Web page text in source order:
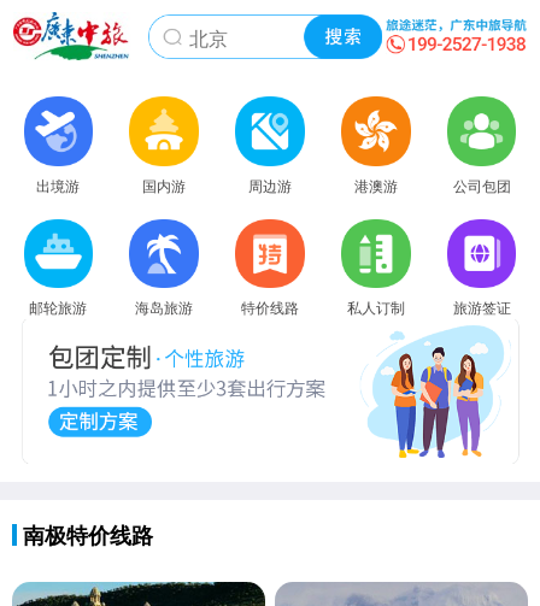
出境游 国内游 周边游 港澳游 公司包团
邮轮旅游 海岛旅游 特价线路 私人订制 旅游签证
南极特价线路